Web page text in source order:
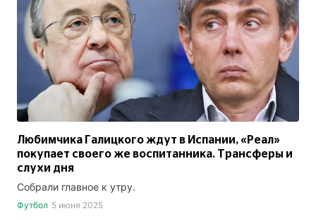
Любимчика Галицкого ждут в Испании, «Реал»
покупает своего же воспитанника. Трансферы и
слухи дня
Собрали главное к утру.
Футбол 5 июня 2025